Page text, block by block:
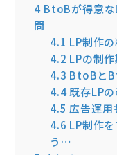
4 BtoBが得意な
問
4.1 LP制作
4.2 LPの制
4.3 BtoBと
4.4既存LPの
4.5 広告運用
4.6 LP制作
う…